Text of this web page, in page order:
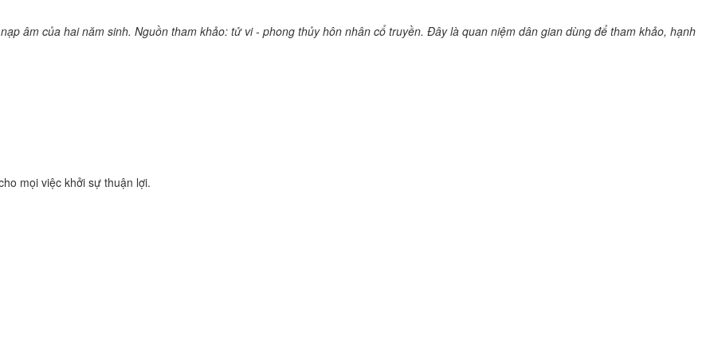
âm của hai năm sinh. Nguồn tham khảo: tử vi - phong thủy hôn nhân cổ truyền. Đây là quan niệm dân gian dùng để tham khảo, hạnh
mọi việc khởi sự thuận lợi.